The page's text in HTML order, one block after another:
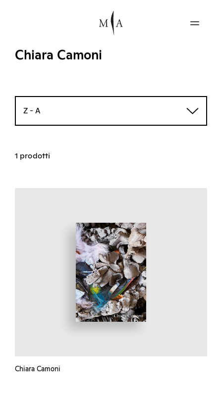
Chiara Camoni
Z - A
1 prodotti
Chiara Camoni